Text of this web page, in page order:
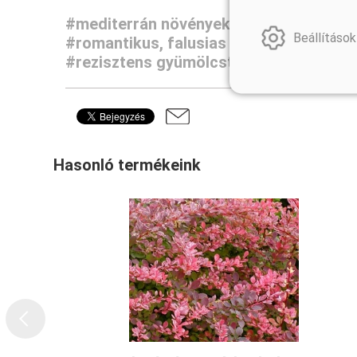
#mediterrán növények
#madárbarát
#romantikus, falusias kertek
#rezisztens gyümölcstermők
Hasonló termékeink
Beállítások